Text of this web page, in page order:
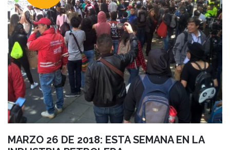
MARZO 26 DE 2018: ESTA SEMANA EN LA